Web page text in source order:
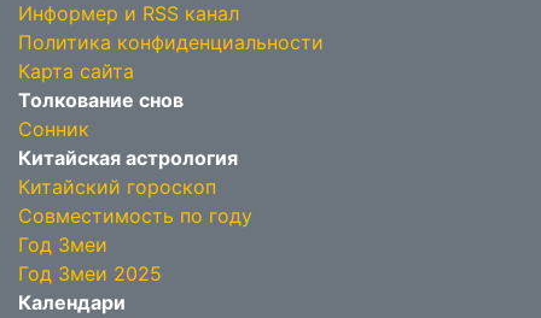
Информер и RSS канал
Политика конфиденциальности
Карта сайта
Толкование снов
Сонник
Китайская астрология
Китайский гороскоп
Совместимость по году
Год Змеи
Год Змеи 2025
Календари